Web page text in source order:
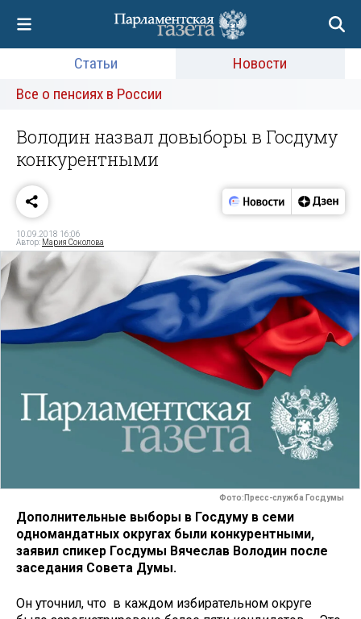
Статьи
Новости
Все о пенсиях в России
Володин назвал довыборы в Госдуму
конкурентными
10.09.2018 16:06
Автор: Мария Соколова
Фото:Пресс-служба Госдумы
Дополнительные выборы в Госдуму в семи
одномандатных округах были конкурентными,
заявил спикер Госдумы Вячеслав Володин после
заседания Совета Думы.
Он уточнил, что в каждом избирательном округе